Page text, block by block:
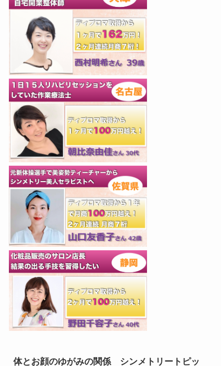
体とお顔のゆがみの関係 シンメトリートピッ